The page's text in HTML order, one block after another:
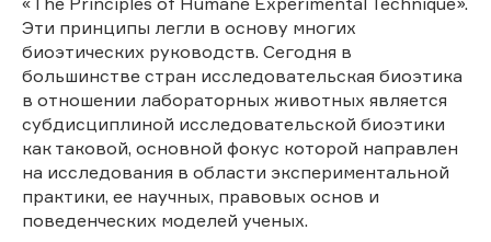
Эти принципы легли в основу многих
биоэтических руководств. Сегодня в
большинстве стран исследовательская биоэтика
в отношении лабораторных животных является
субдисциплиной исследовательской биоэтики
как таковой, основной фокус которой направлен
на исследования в области экспериментальной
практики, ее научных, правовых основ и
поведенческих моделей ученых.